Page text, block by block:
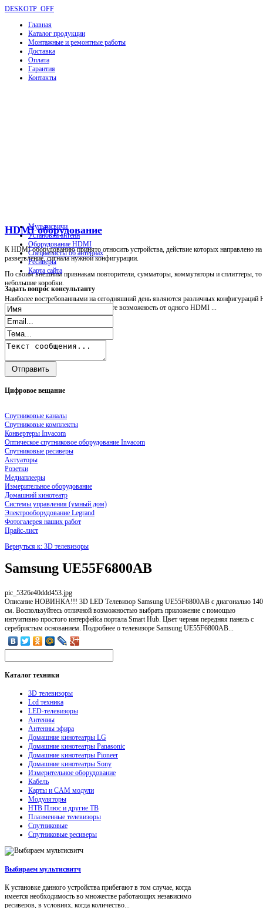
DESKOTP_OFF
Главная
Каталог продукции
Монтажные и ремонтные работы
Доставка
Оплата
Гарантия
Контакты
HDMI оборудование
К HDMI оборудованию принято относить устройства, действие которых направлено
разветвление, сигнала нужной конфигурации.
По своим внешним признакам повторители, сумматоры, коммутаторы и сплиттеры,
небольшие коробки.
Наиболее востребованными на сегодняшний день являются различных
Посредством HDMI splitter вы имеете возможность от одного HDMI ...
Мультисвичи
Установка антенн
Оборудование HDMI
Специалисты об антеннах
Ресиверы
Карта сайта
Задать вопрос консультанту
Цифровое вещание
Спутниковые каналы
Спутниковые комплекты
Конвертеры Invacom
Оптическое спутниковое оборудование Invacom
Спутниковые ресиверы
Актуаторы
Розетки
Медиаплееры
Измерительное оборудование
Домашний кинотеатр
Системы управления (умный дом)
Электрооборудование Legrand
Фотогалерея наших работ
Прайс-лист
Вернуться к: 3D телевизоры
Samsung UE55F6800AB
pic_5326e40ddd453.jpg
Описание НОВИНКА!!! 3D LED Телевизор Samsung UE55F6800AB с диагональю 140
см. Воспользуйтесь отличной возможностью выбрать приложение с помощью
интуитивно простого интерфейса портала Smart Hub. Цвет черная передняя панель с
серебристым основанием. Подробнее о телевизоре Samsung UE55F6800AB...
Каталогтехники
3D телевизоры
Lcd техника
LED-телевизоры
Антенны
Антенны эфира
Домашние кинотеатры LG
Домашние кинотеатры Panasonic
Домашние кинотеатры Pioneer
Домашние кинотеатры Sony
Измерительное оборудование
Кабель
Карты и CAM модули
Модуляторы
НТВ Плюс и другие ТВ
Плазменные телевизоры
Спутниковые
Спутниковые ресиверы
Выбираем мультисвитч
К установке данного устройства прибегают в том случае, когда
имеется необходимость во множестве работающих независимо
ресиверов, в условиях, когда количество...